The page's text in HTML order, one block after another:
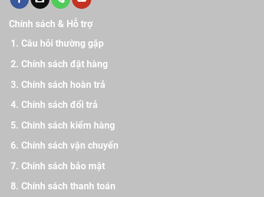
Chính sách & Hỗ trợ
Câu hỏi thường gặp
Chính sách đặt hàng
Chính sách hoàn trả
Chính sách đổi trả
Chính sách kiểm hàng
Chính sách vận chuyển
Chính sách bảo mật
Chính sách thanh toán